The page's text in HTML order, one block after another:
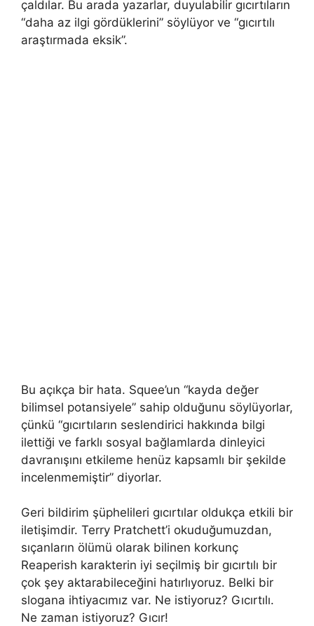
çaldılar. Bu arada yazarlar, duyulabilir gıcırtıların
“daha ​​az ilgi gördüklerini” söylüyor ve “gıcırtılı
araştırmada eksik”.
Bu açıkça bir hata. Squee’un “kayda değer
bilimsel potansiyele” sahip olduğunu söylüyorlar,
çünkü “gıcırtıların seslendirici hakkında bilgi
ilettiği ve farklı sosyal bağlamlarda dinleyici
davranışını etkileme henüz kapsamlı bir şekilde
incelenmemiştir” diyorlar.
Geri bildirim şüphelileri gıcırtılar oldukça etkili bir
iletişimdir. Terry Pratchett’i okuduğumuzdan,
sıçanların ölümü olarak bilinen korkunç
Reaperish karakterin iyi seçilmiş bir gıcırtılı bir
çok şey aktarabileceğini hatırlıyoruz. Belki bir
slogana ihtiyacımız var. Ne istiyoruz? Gıcırtılı.
Ne zaman istiyoruz? Gıcır!